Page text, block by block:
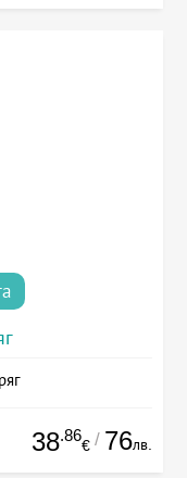
38.86
€ / 76лв.